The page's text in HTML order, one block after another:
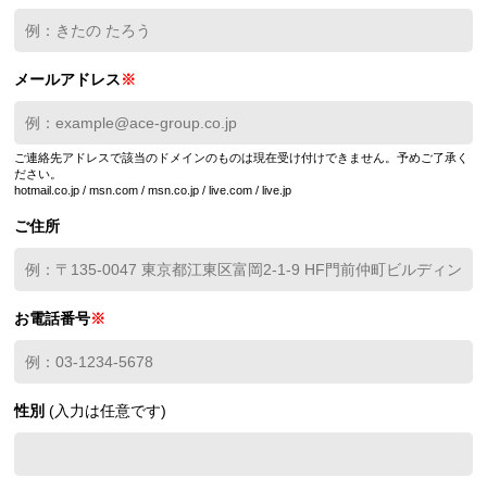
メールアドレス※
ご連絡先アドレスで該当のドメインのものは現在受け付けできません。予めご了承く
ださい。
hotmail.co.jp / msn.com / msn.co.jp / live.com / live.jp
ご住所
お電話番号※
性別(入力は任意です)